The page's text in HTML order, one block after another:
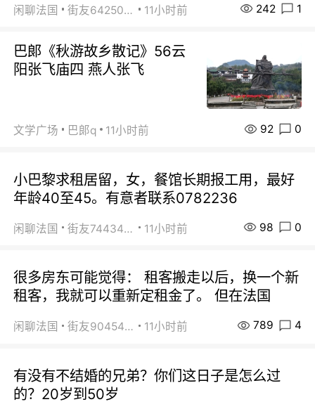
闲聊法国 街友64250024 11小时前 242 1
巴郞《秋游故乡散记》56云
阳张飞庙四 燕人张飞
文学广场 巴郞q 11小时前 92 0
小巴黎求租居留，女，餐馆长期报工用，最好
年龄40至45。有意者联系0782236
闲聊法国 街友74434350 11小时前 98 0
很多房东可能觉得： 租客搬走以后，换一个新
租客，我就可以重新定租金了。 但在法国
闲聊法国 街友90454511 11小时前 789 4
有没有不结婚的兄弟？你们这日子是怎么过
的？20岁到50岁